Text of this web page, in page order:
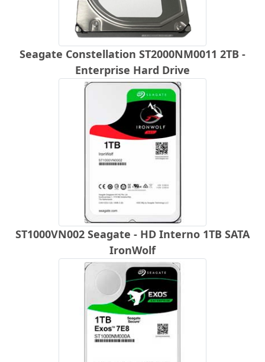
Seagate Constellation ST2000NM0011 2TB -
Enterprise Hard Drive
ST1000VN002 Seagate - HD Interno 1TB SATA
IronWolf